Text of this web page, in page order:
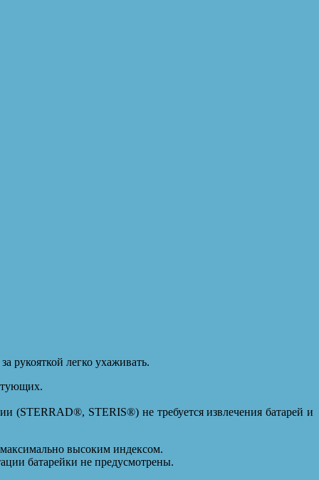
рукояткой легко ухаживать.
(STERRAD®, STERIS®) не требуется извлечения батарей и
высоким индексом.
батарейки не предусмотрены.